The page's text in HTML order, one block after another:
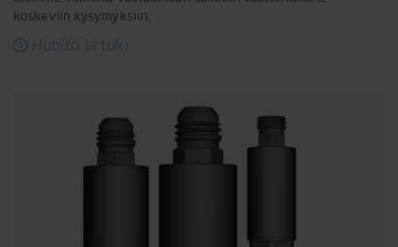
koskeviin kysymyksiin.
Huolto ja tuki